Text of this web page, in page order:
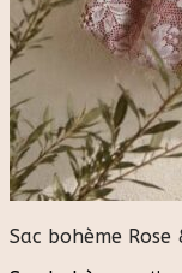
Sac bohème Rose